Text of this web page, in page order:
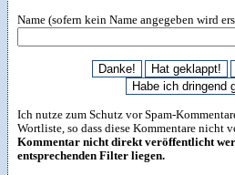
Name (sofern kein Name angegeben wird
Ich nutze zum Schutz vor Spam-
Wortliste, so dass diese Kommentare nicht
Kommentar nicht direkt veröffentlicht
entsprechenden Filter liegen.